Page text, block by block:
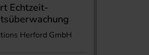
Echtzeit-
Herford GmbH